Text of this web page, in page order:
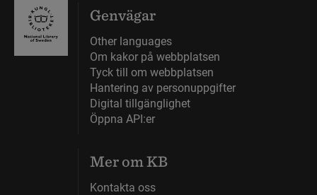
Genvägar
Other languages
Om kakor på webbplatsen
Tyck till om webbplatsen
Hantering av personuppgifter
Digital tillgänglighet
Öppna API:er
Mer om KB
Kontakta oss